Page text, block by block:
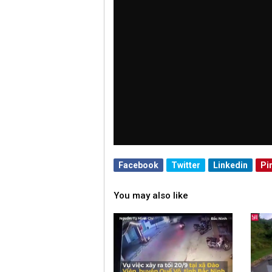
Facebook Twitter Linkedin
You may also like